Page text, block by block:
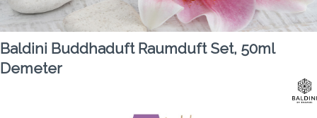
Baldini Buddhaduft Raumduft Set, 50ml
Demeter